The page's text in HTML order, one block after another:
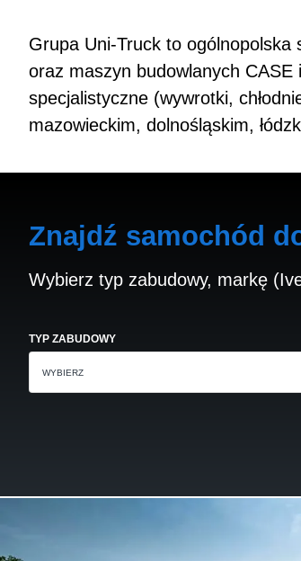
Grupa Uni‑Truck to
oraz maszyn budowlanych
specjalistyczne (wywrotki,
mazowieckim, dolnośląskim,
Znajdź samochód
Wybierz typ zabudowy, markę
TYP ZABUDOWY
WYBIERZ